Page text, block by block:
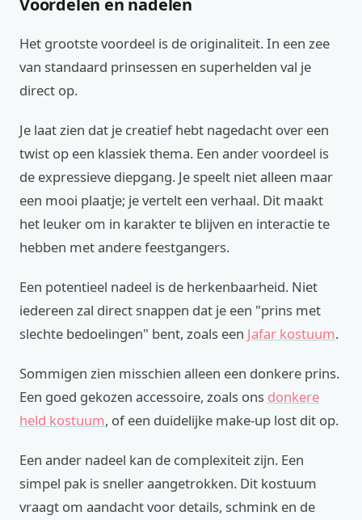
Voordelen en nadelen
Het grootste voordeel is de originaliteit. In een zee
van standaard prinsessen en superhelden val je
direct op.
Je laat zien dat je creatief hebt nagedacht over een
twist op een klassiek thema. Een ander voordeel is
de expressieve diepgang. Je speelt niet alleen maar
een mooi plaatje; je vertelt een verhaal. Dit maakt
het leuker om in karakter te blijven en interactie te
hebben met andere feestgangers.
Een potentieel nadeel is de herkenbaarheid. Niet
iedereen zal direct snappen dat je een "prins met
slechte bedoelingen" bent, zoals een Jafar kostuum.
Sommigen zien misschien alleen een donkere prins.
Een goed gekozen accessoire, zoals ons donkere
held kostuum, of een duidelijke make-up lost dit op.
Een ander nadeel kan de complexiteit zijn. Een
simpel pak is sneller aangetrokken. Dit kostuum
vraagt om aandacht voor details, schmink en de